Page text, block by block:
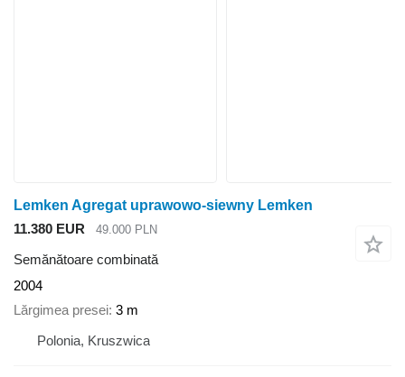
Lemken Agregat uprawowo-siewny Lemken
11.380 EUR
49.000 PLN
Semănătoare combinată
2004
Lărgimea presei 3 m
Polonia, Kruszwica